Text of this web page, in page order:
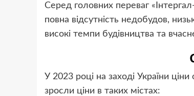
Серед головних переваг
повна відсутність недобудов,
високі темпи будівництва та
У 2023 році на заході України ціни
зросли ціни в таких містах: